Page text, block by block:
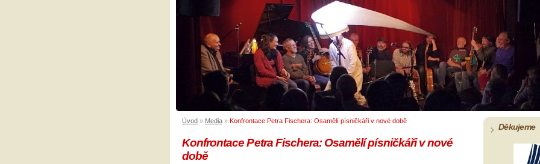
Úvod » Media » Konfrontace Petra Fischera: Osamělí písničkáři v nové době
Konfrontace Petra Fischera: Osamělí písničkáři v nové
době
Děkujeme